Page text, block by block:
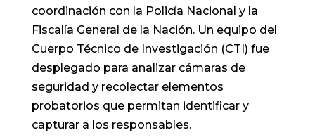
coordinación con la Policía Nacional y la
Fiscalía General de la Nación. Un equipo del
Cuerpo Técnico de Investigación (CTI) fue
desplegado para analizar cámaras de
seguridad y recolectar elementos
probatorios que permitan identificar y
capturar a los responsables.